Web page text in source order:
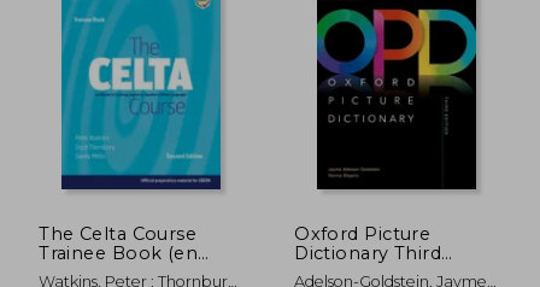
45%
dcto. $ 41.65
45%
The Celta Course
Trainee Book (en
Inglés)
Watkins, Peter ; Thornbury,
Oxford Picture
Dictionary Third
Edition: English (en
Adelson-Goldstein, Jayme ;